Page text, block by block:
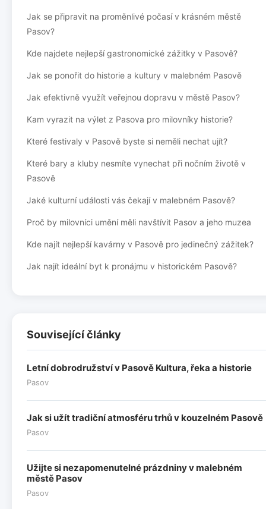
Jak se připravit na proměnlivé počasí v krásném městě
Pasov?
Kde najdete nejlepší gastronomické zážitky v Pasově?
Jak se ponořit do historie a kultury v malebném Pasově
Jak efektivně využít veřejnou dopravu v městě Pasov?
Kam vyrazit na výlet z Pasova pro milovníky historie?
Které festivaly v Pasově byste si neměli nechat ujít?
Které bary a kluby nesmíte vynechat při nočním životě v
Pasově
Jaké kulturní události vás čekají v malebném Pasově?
Proč by milovníci umění měli navštívit Pasov a jeho muzea
Kde najít nejlepší kavárny v Pasově pro jedinečný zážitek?
Jak najít ideální byt k pronájmu v historickém Pasově?
Související články
Letní dobrodružství v Pasově Kultura, řeka a historie
Pasov
Jak si užít tradiční atmosféru trhů v kouzelném Pasově
Pasov
Užijte si nezapomenutelné prázdniny v malebném
městě Pasov
Pasov